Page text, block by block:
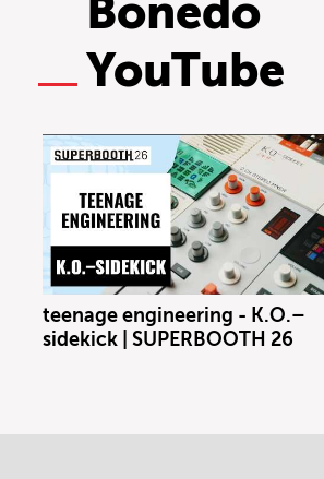
Bonedo
YouTube
teenage engineering - K.O.–
sidekick | SUPERBOOTH 26